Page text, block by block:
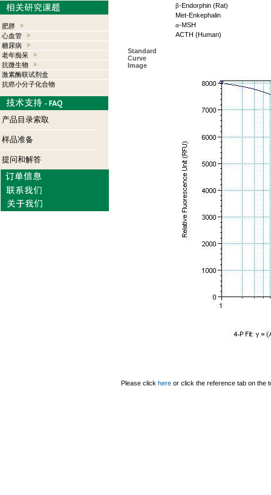
肥胖
心血管
糖尿病
老年痴呆
抗微生物
激素酶联试剂盒
抗癌小分子化合物
产品目录索取
样品准备
提问和解答
β-Endorphin (Rat)
Met-Enkephalin
α-MSH
ACTH (Human)
Standard
Curve
Image
Please click here or click the reference tab on the